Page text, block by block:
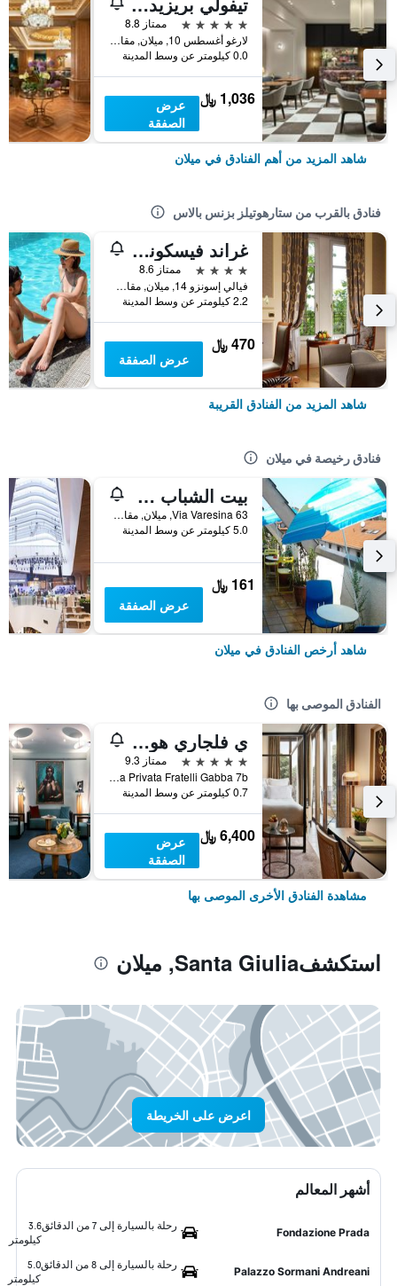
5 نجوم
ممتاز 8.8
لارغو أغسطس 10, ميلان, مقاطعة ميلانو, إيطاليا
0.0 كيلومتر عن وسط المدينة
1,036 ﷼
عرض
الصفقة
شاهد المزيد من أهم الفنادق في ميلان
فنادق بالقرب من ستارهوتيلز بزنس بالاس
غراند فيسكونتي بالاس
4 نجوم
ممتاز 8.6
فيالي إسونزو 14, ميلان, مقاطعة ميلانو, إيطاليا
2.2 كيلومتر عن وسط المدينة
470 ﷼
عرض الصفقة
شاهد المزيد من الفنادق القريبة
فنادق رخيصة في ميلان
بيت الشباب ستار
Via Varesina 63, ميلان, مقاطعة ميلانو, إيطاليا
5.0 كيلومتر عن وسط المدينة
161 ﷼
عرض الصفقة
شاهد أرخص الفنادق في ميلان
الفنادق الموصى بها
ي فلجاري هوتل ميلانو
5 نجوم
ممتاز 9.3
Via Privata Fratelli Gabba 7b, ميلان, مقاطعة ميلانو, إيطاليا
0.7 كيلومتر عن وسط المدينة
6,400 ﷼
عرض
الصفقة
مشاهدة الفنادق الأخرى الموصى بها
استكشفSanta Giulia, ميلان
اعرض على الخريطة
أشهر المعالم
Fondazione Prada
رحلة بالسيارة إلى 7 من الدقائق
3.6
كيلومتر
Palazzo Sormani Andreani
رحلة بالسيارة إلى 8 من الدقائق
5.0
كيلومتر